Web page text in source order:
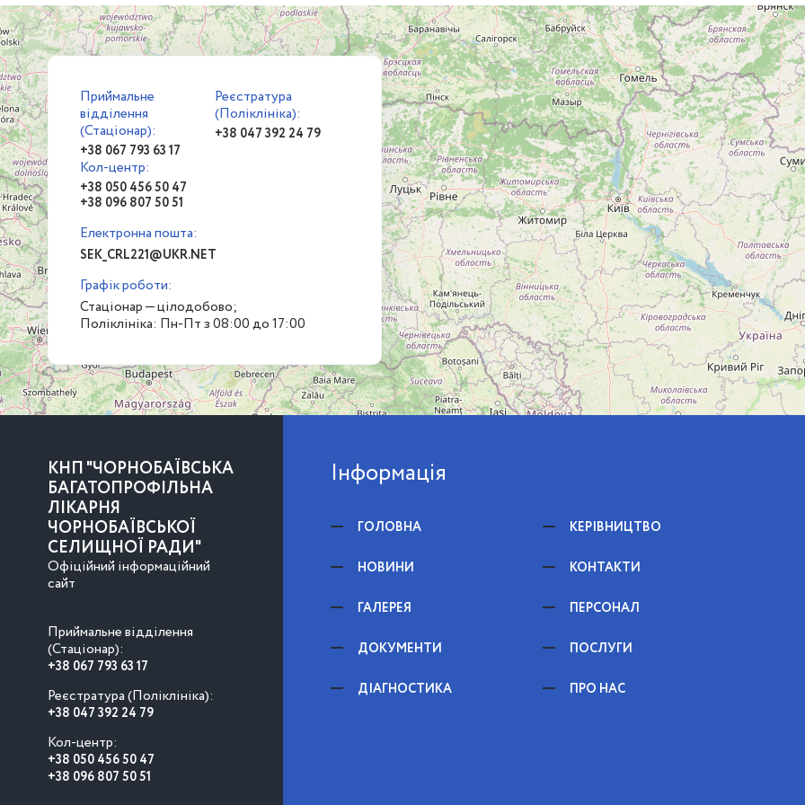
Приймальне
відділення
(Стаціонар):
+38 067 793 63 17
Реєстратура
(Поліклініка):
+38 047 392 24 79
Кол-центр:
+38 050 456 50 47
+38 096 807 50 51
Електронна пошта:
SEK_CRL221@UKR.NET
Графік роботи:
Стаціонар — цілодобово;
Поліклініка: Пн-Пт з 08:00 до 17:00
КНП "ЧОРНОБАЇВСЬКА
БАГАТОПРОФІЛЬНА
ЛІКАРНЯ
ЧОРНОБАЇВСЬКОЇ
СЕЛИЩНОЇ РАДИ"
Офіційний інформаційний
сайт
Приймальне відділення
(Стаціонар):
+38 067 793 63 17
Реєстратура (Поліклініка):
+38 047 392 24 79
Кол-центр:
+38 050 456 50 47
+38 096 807 50 51
Інформація
ГОЛОВНА
НОВИНИ
ГАЛЕРЕЯ
ДОКУМЕНТИ
ДІАГНОСТИКА
КЕРІВНИЦТВО
КОНТАКТИ
ПЕРСОНАЛ
ПОСЛУГИ
ПРО НАС